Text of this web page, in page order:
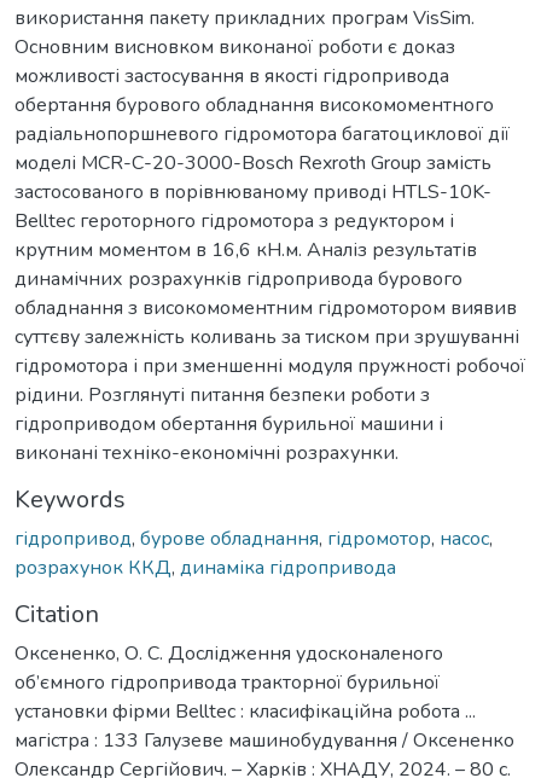
використання пакету прикладних програм VisSim.
Основним висновком виконаної роботи є доказ
можливості застосування в якості гідропривода
обертання бурового обладнання високомоментного
радіальнопоршневого гідромотора багатоциклової дії
моделі MCR-C-20-3000-Bosch Rexroth Group замість
застосованого в порівнюваному приводі HTLS-10K-
Belltec героторного гідромотора з редуктором і
крутним моментом в 16,6 кН.м. Аналіз результатів
динамічних розрахунків гідропривода бурового
обладнання з високомоментним гідромотором виявив
суттєву залежність коливань за тиском при зрушуванні
гідромотора і при зменшенні модуля пружності робочої
рідини. Розглянуті питання безпеки роботи з
гідроприводом обертання бурильної машини і
виконані техніко-економічні розрахунки.
Keywords
гідропривод, бурове обладнання, гідромотор, насос,
розрахунок ККД, динаміка гідропривода
Citation
Оксененко, О. С. Дослідження удосконаленого
об’ємного гідропривода тракторної бурильної
установки фірми Belltec : класифікаційна робота ...
магістра : 133 Галузеве машинобудування / Оксененко
Олександр Сергійович. – Харків : ХНАДУ, 2024. – 80 с.